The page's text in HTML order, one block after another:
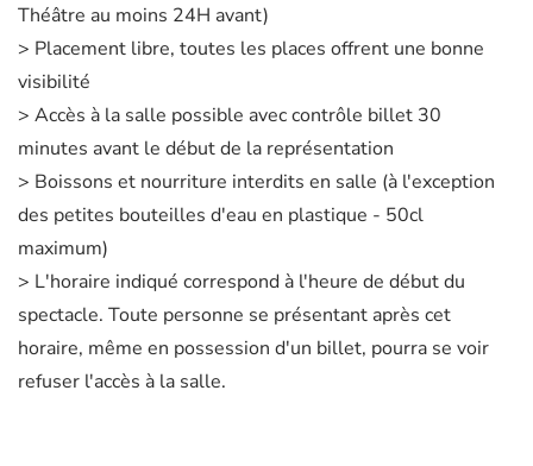
Théâtre au moins 24H avant)
> Placement libre, toutes les places offrent une bonne
visibilité
> Accès à la salle possible avec contrôle billet 30
minutes avant le début de la représentation
> Boissons et nourriture interdits en salle (à l'exception
des petites bouteilles d'eau en plastique - 50cl
maximum)
> L'horaire indiqué correspond à l'heure de début du
spectacle. Toute personne se présentant après cet
horaire, même en possession d'un billet, pourra se voir
refuser l'accès à la salle.